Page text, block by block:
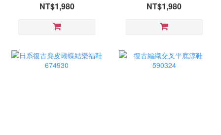
NT$1,980 NT$1,980